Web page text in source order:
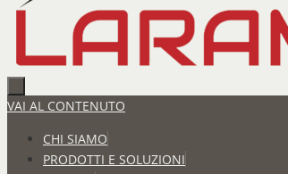
VAI AL CONTENUTO
CHI SIAMO
PRODOTTI E SOLUZIONI